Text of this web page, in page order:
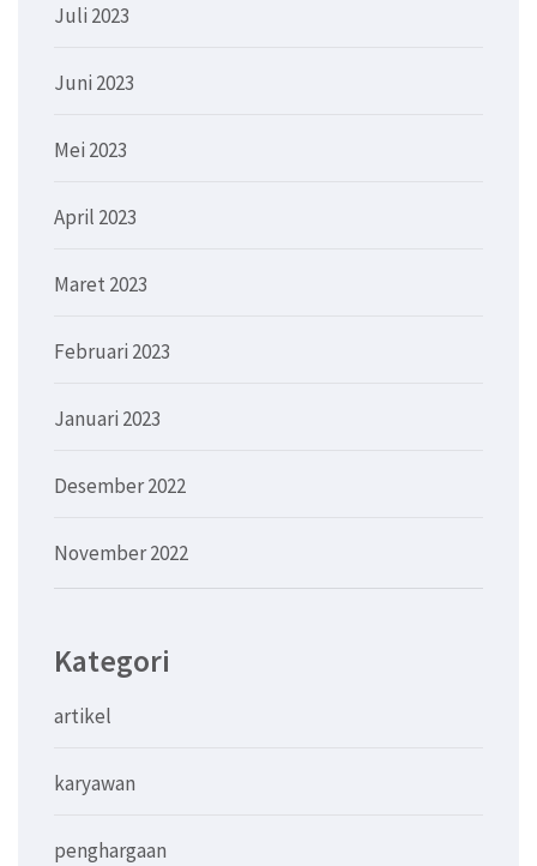
Juli 2023
Juni 2023
Mei 2023
April 2023
Maret 2023
Februari 2023
Januari 2023
Desember 2022
November 2022
Kategori
artikel
karyawan
penghargaan